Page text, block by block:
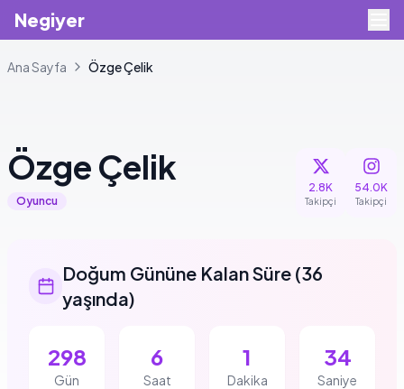
Negiyer
Ana Sayfa ÖzgeÇelik
Özge Çelik
Oyuncu
2.8K
Takipçi
54.0K
Takipçi
Doğum Gününe Kalan Süre (36
yaşında)
298
Gün
6
Saat
1
Dakika
33
Saniye